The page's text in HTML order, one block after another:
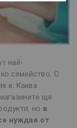
най-
семейство. С
е: Каква
ще
но в
нуждае от